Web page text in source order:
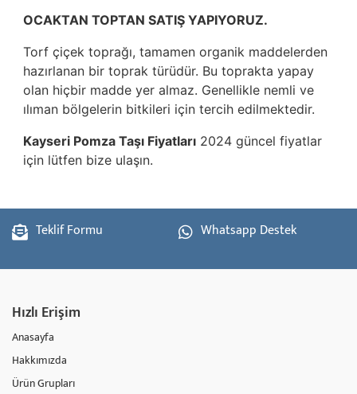
OCAKTAN TOPTAN SATIŞ YAPIYORUZ.
Torf çiçek toprağı, tamamen organik maddelerden
hazırlanan bir toprak türüdür. Bu toprakta yapay
olan hiçbir madde yer almaz. Genellikle nemli ve
ılıman bölgelerin bitkileri için tercih edilmektedir.
Kayseri Pomza Taşı Fiyatları 2024 güncel fiyatlar
için lütfen bize ulaşın.
Teklif Formu Whatsapp Destek
Hızlı Erişim
Anasayfa
Hakkımızda
Ürün Grupları